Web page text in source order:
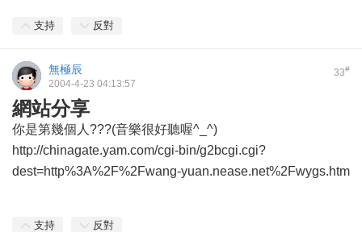
支持 反對
33#
無極辰
2004-4-23 04:13:57
網站分享
你是第幾個人???(音樂很好聽喔^_^)
http://chinagate.yam.com/cgi-bin/g2bcgi.cgi?
dest=http%3A%2F%2Fwang-yuan.nease.net%2Fwygs.htm
支持 反對